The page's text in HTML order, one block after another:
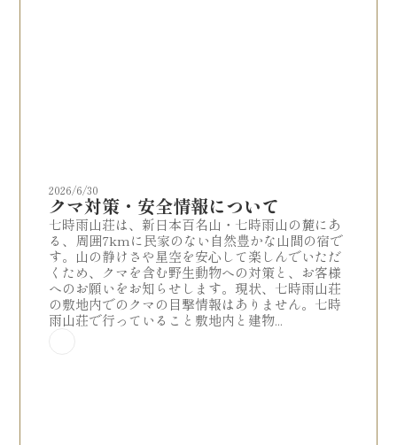
2026/6/30
クマ対策・安全情報について
七時雨山荘は、新日本百名山・七時雨山の麓にあ
る、周囲7kmに民家のない自然豊かな山間の宿で
す。山の静けさや星空を安心して楽しんでいただ
くため、クマを含む野生動物への対策と、お客様
へのお願いをお知らせします。現状、七時雨山荘
の敷地内でのクマの目撃情報はありません。七時
雨山荘で行っていること敷地内と建物...